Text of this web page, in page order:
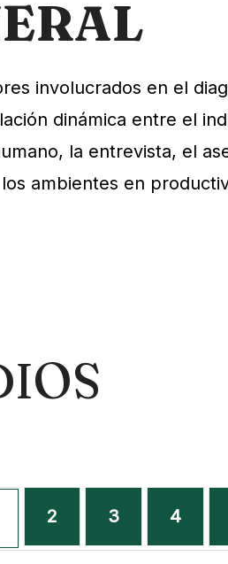
involucrados en el
dinámica entre el
la entrevista, el
ambientes en
2 3 4